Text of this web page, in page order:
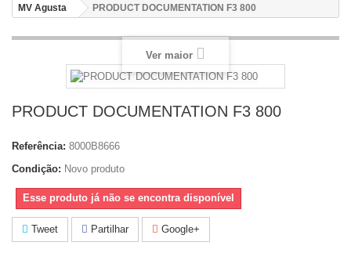
MV Agusta
PRODUCT DOCUMENTATION F3 800
Ver maior
PRODUCT DOCUMENTATION F3 800
Referência: 8000B8666
Condição: Novo produto
Esse produto já não se encontra disponível
Tweet Partilhar Google+